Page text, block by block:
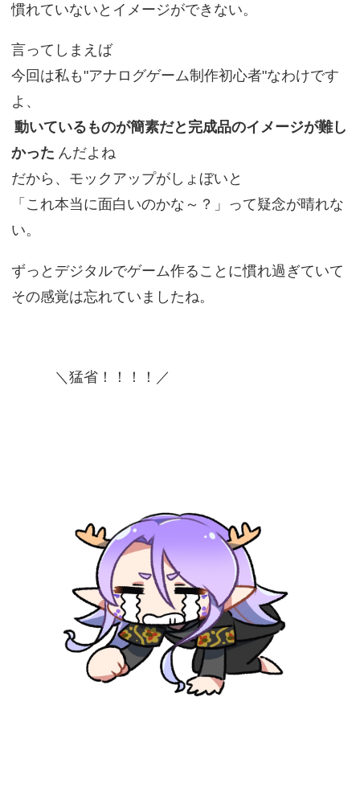
慣れていないとイメージができない。
言ってしまえば
今回は私も"アナログゲーム制作初心者"なわけです
よ、
動いているものが簡素だと完成品のイメージが難し
かった んだよね
だから、モックアップがしょぼいと
「これ本当に面白いのかな～？」って疑念が晴れな
い。
ずっとデジタルでゲーム作ることに慣れ過ぎていて
その感覚は忘れていましたね。
＼猛省！！！！／